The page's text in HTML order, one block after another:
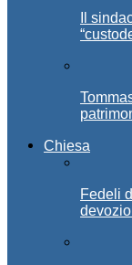
Il
Chiesa
Fedeli